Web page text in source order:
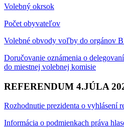
Volebný okrsok
Počet obyvateľov
Volebné obvody voľby do orgánov
Doručovanie oznámenia o
do miestnej volebnej komisie
REFERENDUM 4.JÚLA
Rozhodnutie prezidenta o vyhlásení
Informácia o podmienkach práva